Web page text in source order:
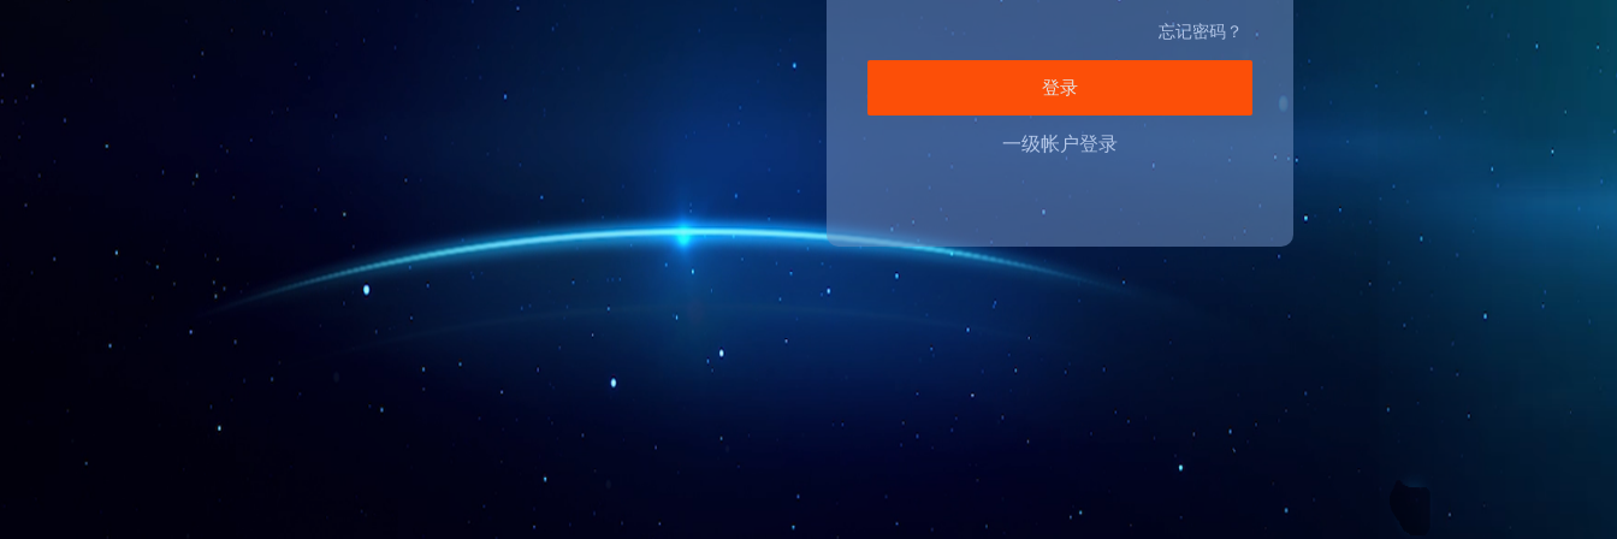
忘记密码？
登录
一级帐户登录